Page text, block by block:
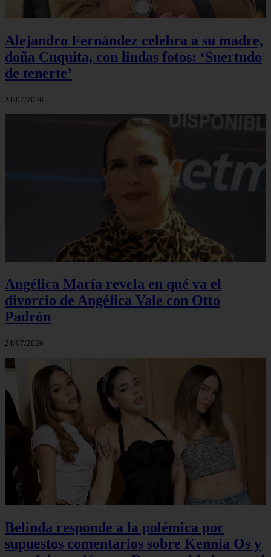
Alejandro Fernández celebra a su madre,
doña Cuquita, con lindas fotos: ‘Suertudo
de tenerte’
24/07/2026
Angélica María revela en qué va el
divorcio de Angélica Vale con Otto
Padrón
24/07/2026
Belinda responde a la polémica por
supuestos comentarios sobre Kennia Os y